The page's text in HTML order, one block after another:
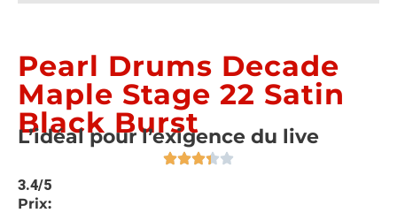
Pearl Drums Decade
Maple Stage 22 Satin
Black Burst
L’idéal pour l’exigence du live
3.4/5
Prix: